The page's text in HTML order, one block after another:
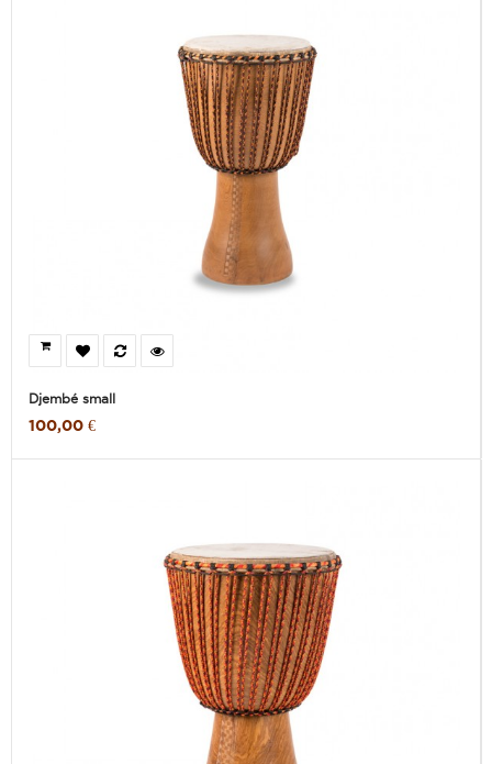
Djembé small
100,00 €